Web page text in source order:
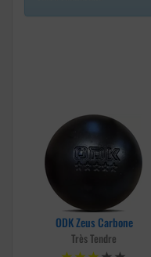
ODK Zeus Carbone
Très Tendre